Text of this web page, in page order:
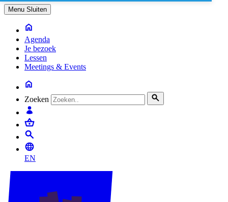
Menu Sluiten
Agenda
Je bezoek
Lessen
Meetings & Events
Zoeken
EN